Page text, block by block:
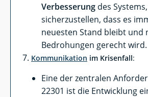
Verbesserung des
sicherzustellen, dass es
neuesten Stand bleibt und
Bedrohungen gerecht wird.
Kommunikation im Krisenfall:
Eine der zentralen
22301 ist die Entwicklung